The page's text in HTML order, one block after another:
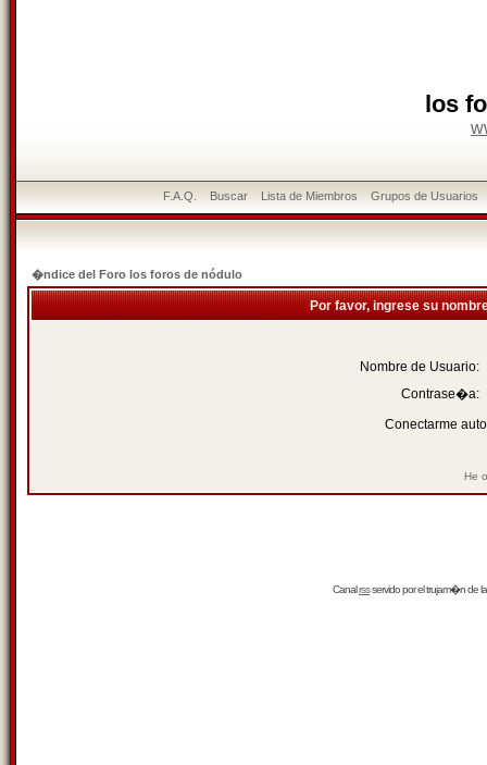
los
F.A.Q. Buscar Lista de Miembros Grupos de Usuarios
�ndice del Foro los foros de nódulo
Por favor, ingrese su
Nombre de Usuario:
Contrase�a:
Conectarme
He
Canalrssservido por eltrujam�nde